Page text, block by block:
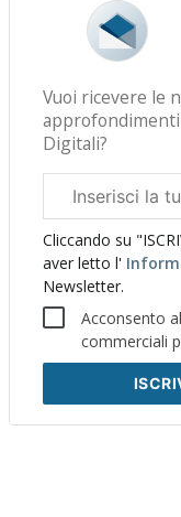
Vuoi ricevere le
Digitali?
aziendale
Cliccando su
aver letto l'
Newsletter.
Acconsento
commerciali